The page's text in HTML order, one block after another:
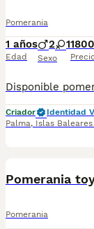
Pomerania
1 años
Edad
2 1
Sexo
Criador
Identidad
Palma, Islas Baleares
Pomerania
Pomerania